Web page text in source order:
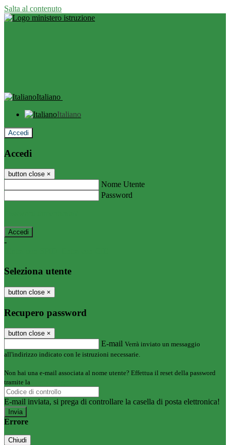
Salta al contenuto
Italiano
Italiano
Accedi
Accedi
button close ×
Nome Utente
Password
-
Seleziona utente
button close ×
Recupero password
button close ×
E-mail Verrà inviato un messaggio
all'indirizzo indicato con le istruzioni necessarie.
Non hai una e-mail associata al nome utente? Effettua il reset della password
tramite la
E-mail inviata, si prega di controllare la casella di posta elettronica!
Errore
Chiudi